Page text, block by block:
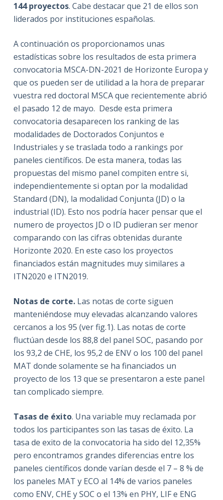
144 proyectos. Cabe destacar que 21 de ellos son
liderados por instituciones españolas.
A continuación os proporcionamos unas
estadísticas sobre los resultados de esta primera
convocatoria MSCA-DN-2021 de Horizonte Europa y
que os pueden ser de utilidad a la hora de preparar
vuestra red doctoral MSCA que recientemente abrió
el pasado 12 de mayo. Desde esta primera
convocatoria desaparecen los ranking de las
modalidades de Doctorados Conjuntos e
Industriales y se traslada todo a rankings por
paneles científicos. De esta manera, todas las
propuestas del mismo panel compiten entre si,
independientemente si optan por la modalidad
Standard (DN), la modalidad Conjunta (JD) o la
industrial (ID). Esto nos podría hacer pensar que el
numero de proyectos JD o ID pudieran ser menor
comparando con las cifras obtenidas durante
Horizonte 2020. En este caso los proyectos
financiados están magnitudes muy similares a
ITN2020 e ITN2019.
Notas de corte.Las notas de corte siguen
manteniéndose muy elevadas alcanzando valores
cercanos a los 95 (ver fig.1). Las notas de corte
fluctúan desde los 88,8 del panel SOC, pasando por
los 93,2 de CHE, los 95,2 de ENV o los 100 del panel
MAT donde solamente se ha financiados un
proyecto de los 13 que se presentaron a este panel
tan complicado siempre.
Tasas de éxito. Una variable muy reclamada por
todos los participantes son las tasas de éxito. La
tasa de exito de la convocatoria ha sido del 12,35%
pero encontramos grandes diferencias entre los
paneles científicos donde varían desde el 7 – 8 % de
los paneles MAT y ECO al 14% de varios paneles
como ENV, CHE y SOC o el 13% en PHY, LIF e ENG